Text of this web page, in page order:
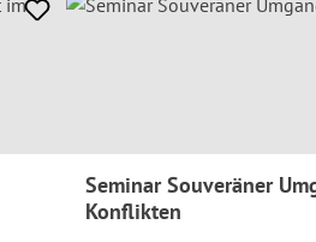
Seminar Souveräner
Konflikten